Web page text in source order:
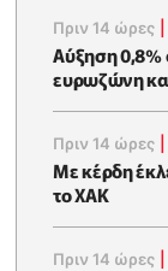
Πριν 14 ώρες
Αύξηση
ευρωζώνη
Πριν 14 ώρες
Με κέρδη
το ΧΑΚ
Πριν 14 ώρες